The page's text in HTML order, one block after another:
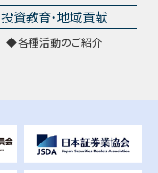
投資教育・地域貢献
各種活動のご紹介